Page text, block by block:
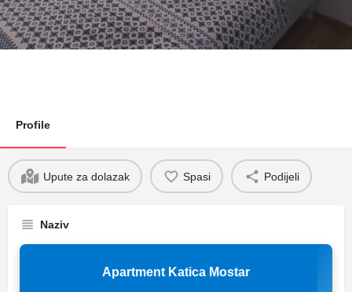
Profile
Upute za dolazak Spasi Podijeli
Naziv
Apartment Katica Mostar